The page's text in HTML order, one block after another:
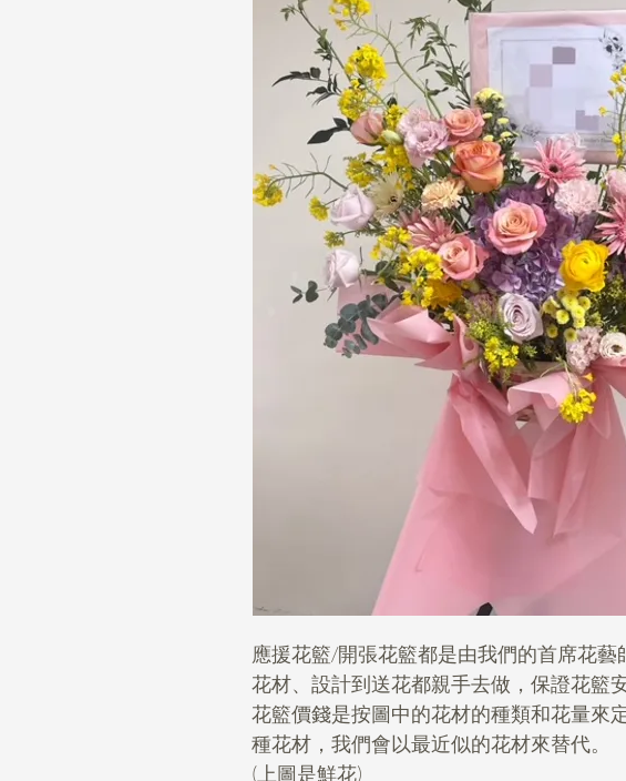
應援花籃/開張花籃都是由我們的首席花藝
花材、設計到送花都親手去做，保證花籃
花籃價錢是按圖中的花材的種類和花量來
種花材，我們會以最近似的花材來替代。
(上圖是鮮花)